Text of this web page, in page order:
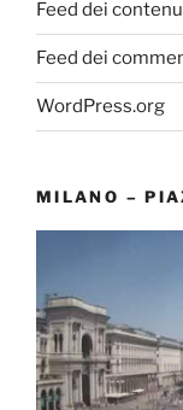
Feed dei
Feed dei
WordPress.org
MILANO –